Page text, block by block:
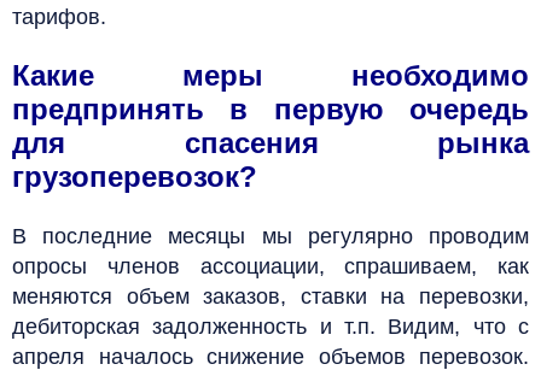
тарифов.
Какие меры необходимо
предпринять в первую очередь
для спасения рынка
грузоперевозок?
В последние месяцы мы регулярно проводим
опросы членов ассоциации, спрашиваем, как
меняются объем заказов, ставки на перевозки,
дебиторская задолженность и т.п. Видим, что с
апреля началось снижение объемов перевозок.